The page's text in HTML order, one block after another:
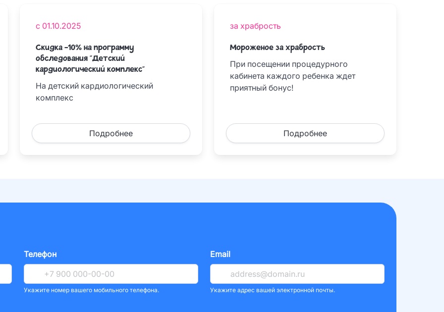
с 01.10.2025
Скидка -10% на программу
обследования "Детский
кардиологический комплекс"
На детский кардиологический
комплекс
Подробнее
за храбрость
Мороженое за храбрость
При посещении процедурного
кабинета каждого ребенка ждет
приятный бонус!
Подробнее
Телефон
Укажите номер вашего мобильного телефона.
Email
Укажите адрес вашей электронной почты.